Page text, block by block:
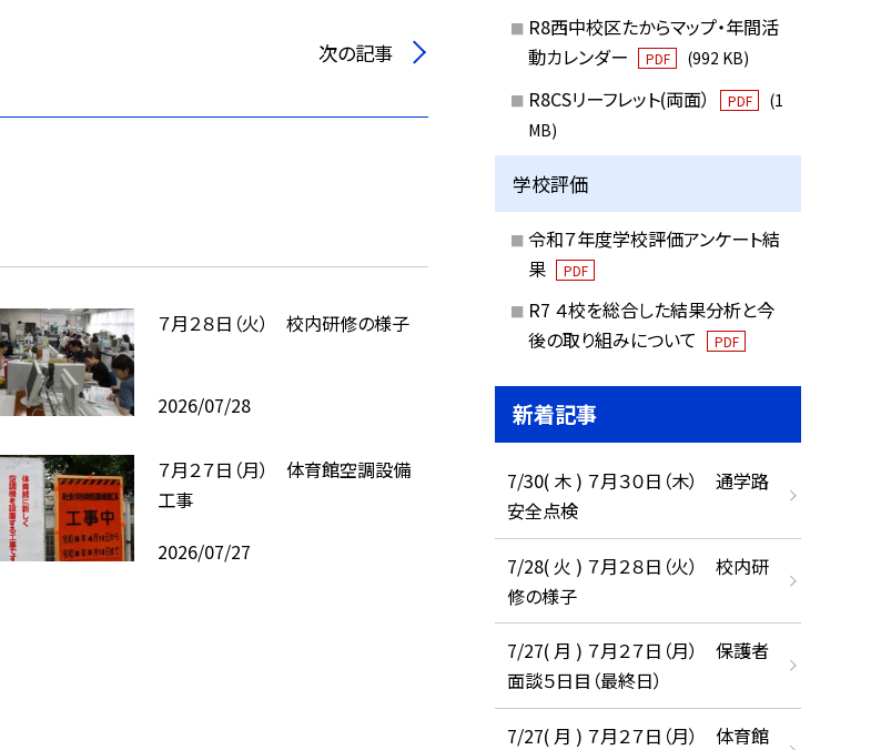
次の記事
７月２８日（火） 校内研修の様子
2026/07/28
７月２７日（月） 体育館空調設備
工事
2026/07/27
R8西中校区たからマップ・年間活
動カレンダー
PDF (992 KB)
R8CSリーフレット(両面） PDF
(1
MB)
学校評価
令和７年度学校評価アンケート結
果
PDF
R7 ４校を総合した結果分析と今
後の取り組みについて
PDF
新着記事
7/30( 木 ) ７月３０日（木） 通学路
安全点検
7/28( 火 ) ７月２８日（火） 校内研
修の様子
7/27( 月 ) ７月２７日（月） 保護者
面談５日目（最終日）
7/27( 月 ) ７月２７日（月） 体育館